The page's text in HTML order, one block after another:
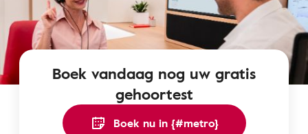
Boek vandaag nog uw gratis
gehoortest
Boek nu in {#metro}